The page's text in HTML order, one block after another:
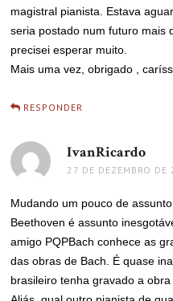
magistral pianista. Estava
seria postado num futuro mais
precisei esperar muito.
Mais uma vez, obrigado ,
RESPONDER
IvanRicardo
27 DE DEZEMBRO
Mudando um pouco de
Beethoven é assunto
amigo PQPBach conhece as
das obras de Bach. É quase
brasileiro tenha gravado a